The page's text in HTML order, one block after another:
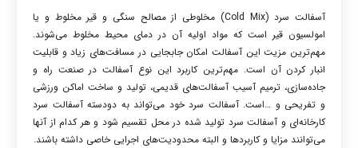
آسفالت سرد (Cold Mix) مخلوطی از مصالح سنگی و قیر مخلوط و یا
امولسیون قیر است که مواد اولیه آن در دمای محیط مخلوط می‌شوند.
مهم‌ترین مزیت این آسفالت امکان جابجایی در مسافت‌های زیاد و قابلیت
انبار کردن آن است. مهم‌ترین کاربرد این نوع آسفالت در صنعت راه و
جاده‌سازی، ترمیم آسیب آسفالت‌های قدیمی، تولید و ساخت اماکن ورزشی
و تفریحی و …است. آسفالت سرد خود می‌تواند به دودسته آسفالت سرد
کارخانه‌ای و آسفالت سرد تولید شده در محل تقسیم شود و هر کدام از آنها
می‌توانند مزایا و کاربردها و البته محدودیت‌های اجرایی خاصی داشته باشند.